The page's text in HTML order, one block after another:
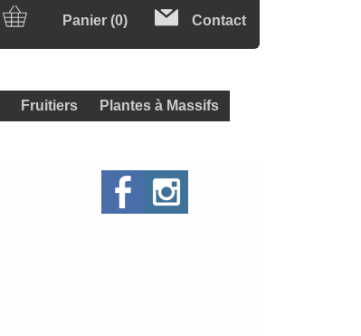
Panier (0) Contact
Fruitiers
Plantes à Massifs